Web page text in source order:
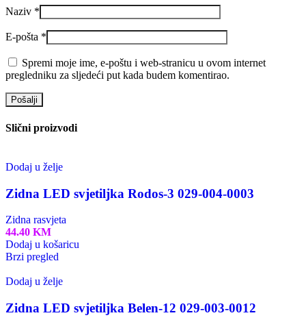
Naziv *
E-pošta *
Spremi moje ime, e-poštu i web-stranicu u ovom internet
pregledniku za sljedeći put kada budem komentirao.
Slični proizvodi
Dodaj u želje
Zidna LED svjetiljka Rodos-3 029-004-0003
Zidna rasvjeta
44.40 KM
Dodaj u košaricu
Brzi pregled
Dodaj u želje
Zidna LED svjetiljka Belen-12 029-003-0012